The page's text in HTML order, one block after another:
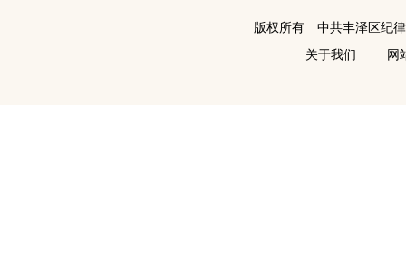
版权所有 中共丰泽区纪
关于我们
网